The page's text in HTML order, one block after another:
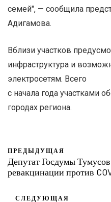
семей", — сообщила
Адигамова.
Вблизи участков
инфраструктура и
электросетям. Всего
с начала года участками
городах региона.
ПРЕДЫДУЩАЯ
Депутат Госдумы
ревакцинации против
СЛЕДУЮЩАЯ